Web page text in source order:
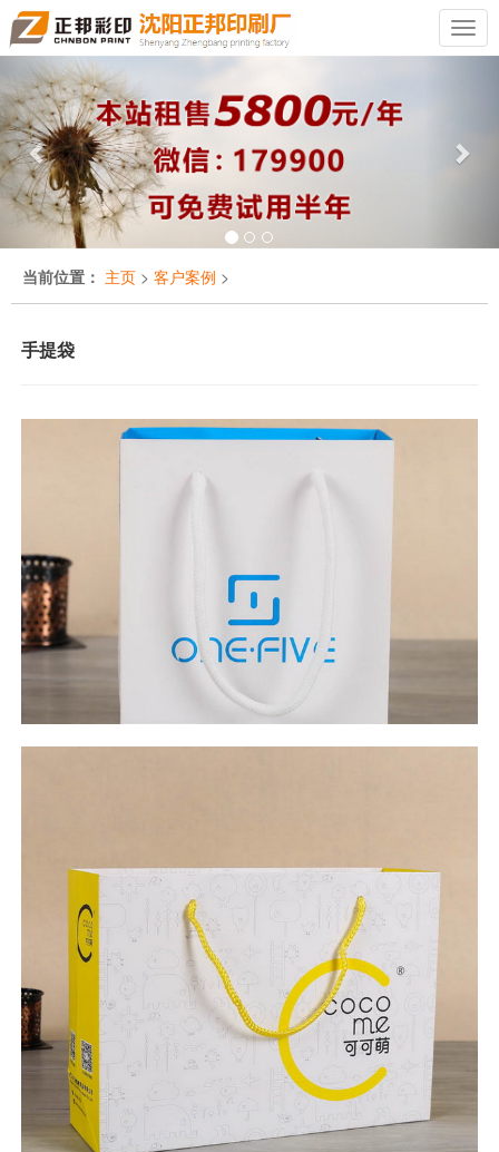
Previous
当前位置： 主页 > 客户案例 >
手提袋